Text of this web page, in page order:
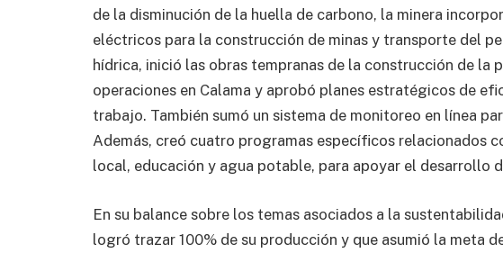
de la disminución de la huella de carbono, la minera
eléctricos para la construcción de minas y transporte del
hídrica, inició las obras tempranas de la construcción de la
operaciones en Calama y aprobó planes estratégicos de
trabajo. También sumó un sistema de monitoreo en línea
Además, creó cuatro programas específicos relacionados
local, educación y agua potable, para apoyar el desarrollo
En su balance sobre los temas asociados a la
logró trazar 100% de su producción y que asumió la meta